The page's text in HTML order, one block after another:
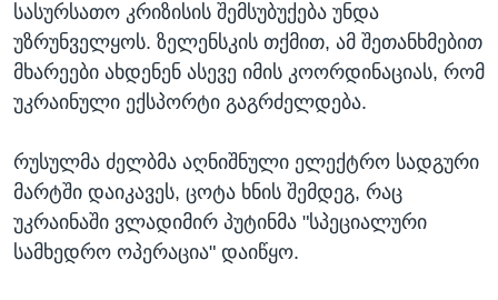
სასურსათო კრიზისის შემსუბუქება უნდა
უზრუნველყოს. ზელენსკის თქმით, ამ შეთანხმებით
მხარეები ახდენენ ასევე იმის კოორდინაციას, რომ
უკრაინული ექსპორტი გაგრძელდება.
რუსულმა ძელბმა აღნიშნული ელექტრო სადგური
მარტში დაიკავეს, ცოტა ხნის შემდეგ, რაც
უკრაინაში ვლადიმირ პუტინმა "სპეციალური
სამხედრო ოპერაცია" დაიწყო.